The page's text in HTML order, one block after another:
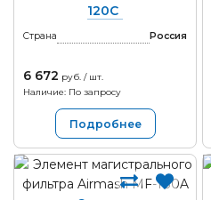
120C
Страна Россия
6 672 руб. / шт.
Наличие: По запросу
Подробнее